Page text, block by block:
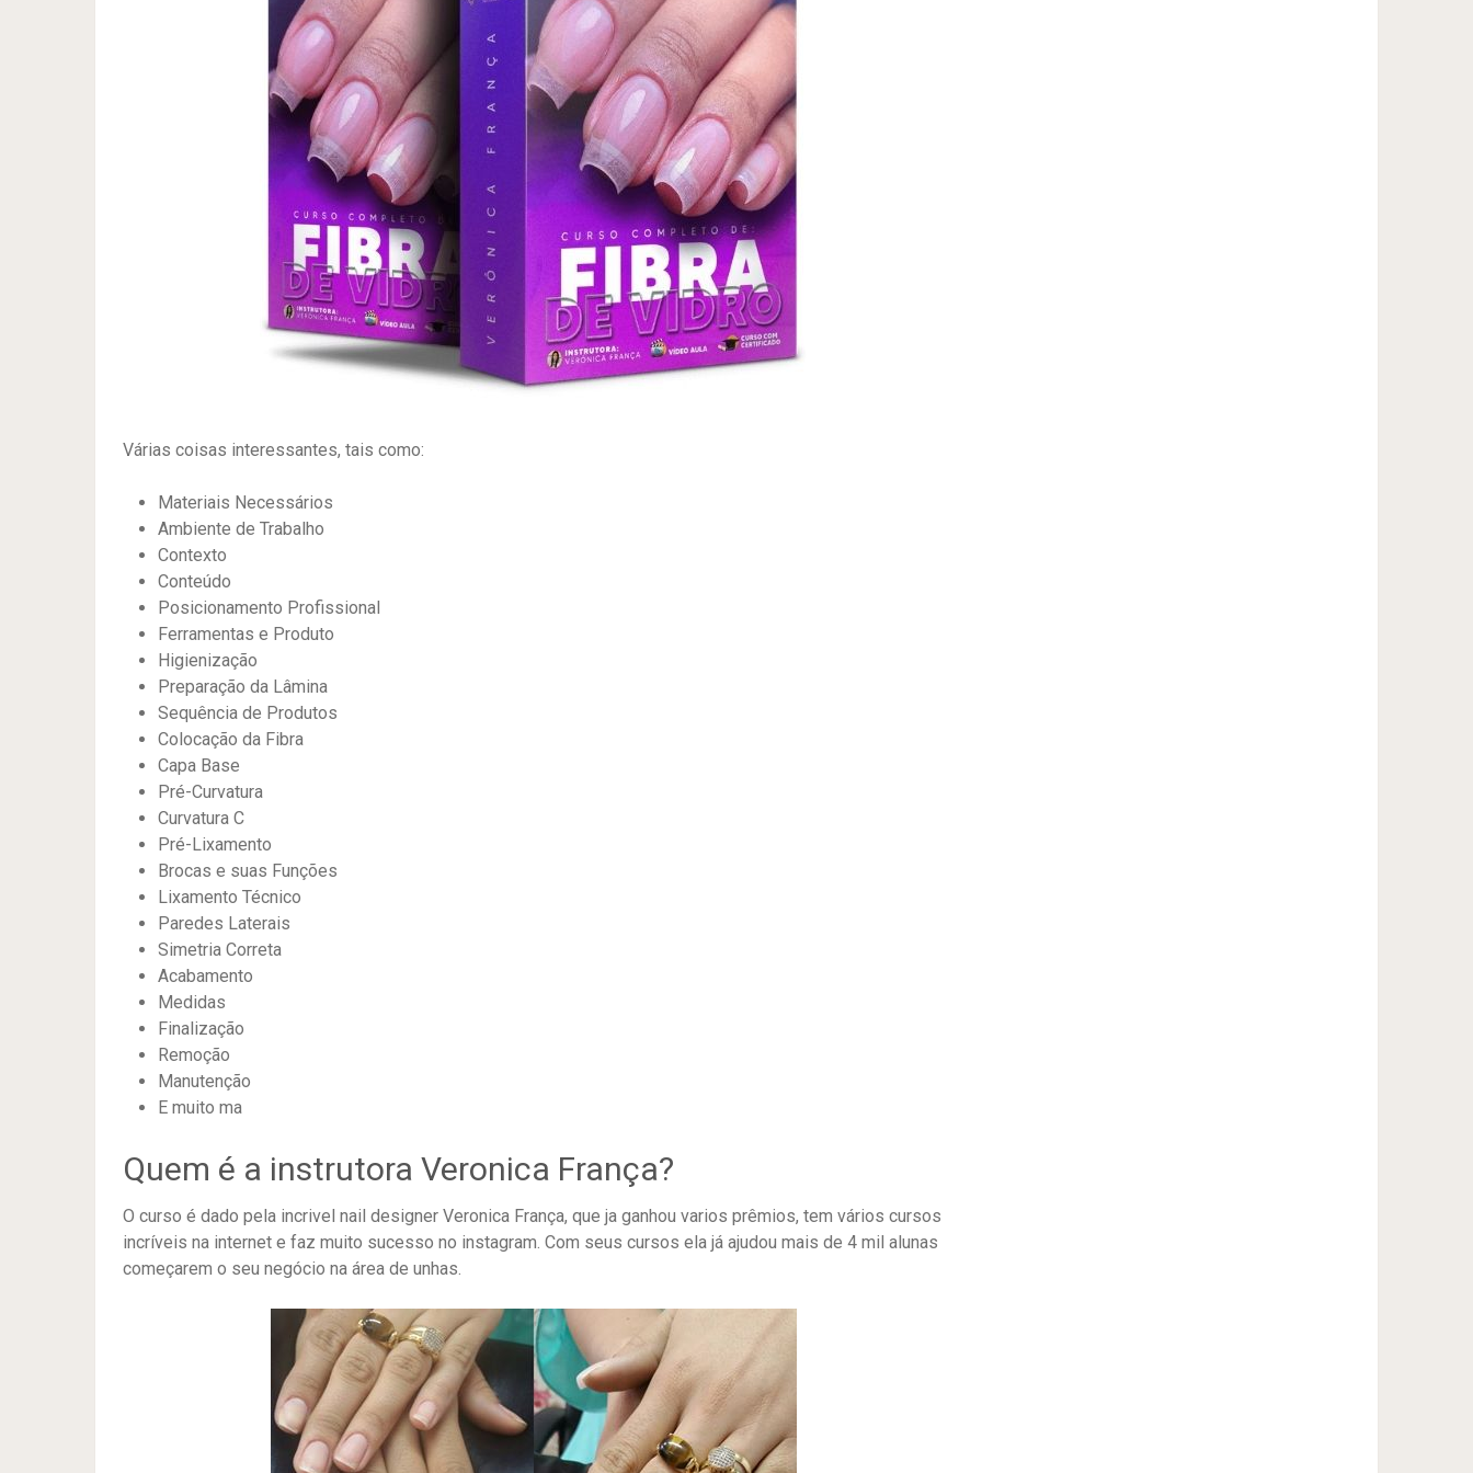
Várias coisas interessantes, tais como:
Materiais Necessários
Ambiente de Trabalho
Contexto
Conteúdo
Posicionamento Profissional
Ferramentas e Produto
Higienização
Preparação da Lâmina
Sequência de Produtos
Colocação da Fibra
Capa Base
Pré-Curvatura
Curvatura C
Pré-Lixamento
Brocas e suas Funções
Lixamento Técnico
Paredes Laterais
Simetria Correta
Acabamento
Medidas
Finalização
Remoção
Manutenção
E muito ma
Quem é a instrutora Veronica França?
O curso é dado pela incrivel nail designer Veronica França, que ja ganhou varios prêmios, tem vários cursos
incríveis na internet e faz muito sucesso no instagram. Com seus cursos ela já ajudou mais de 4 mil alunas
começarem o seu negócio na área de unhas.